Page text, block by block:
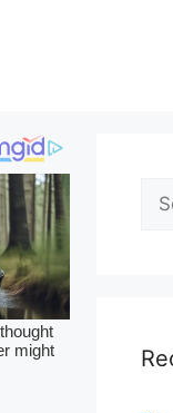
for: